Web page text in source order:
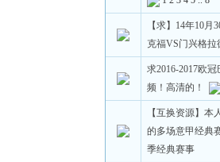
【求】14年10
克福VS门兴格拉
求2016-2017欧
频！高清的！
【互换资源】本
的多场意甲经典
季经典赛事